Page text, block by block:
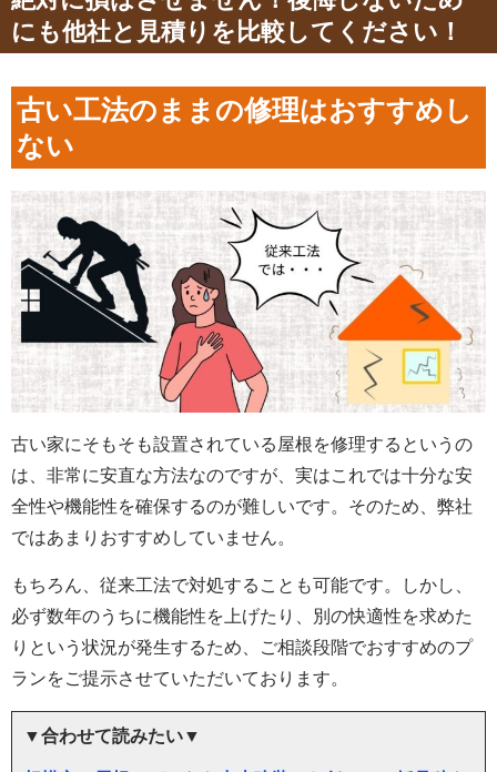
にも他社と見積りを比較してください！
古い工法のままの修理はおすすめし
ない
古い家にそもそも設置されている屋根を修理するというの
は、非常に安直な方法なのですが、実はこれでは十分な安
全性や機能性を確保するのが難しいです。そのため、弊社
ではあまりおすすめしていません。
もちろん、従来工法で対処することも可能です。しかし、
必ず数年のうちに機能性を上げたり、別の快適性を求めた
りという状況が発生するため、ご相談段階でおすすめのプ
ランをご提示させていただいております。
▼合わせて読みたい▼